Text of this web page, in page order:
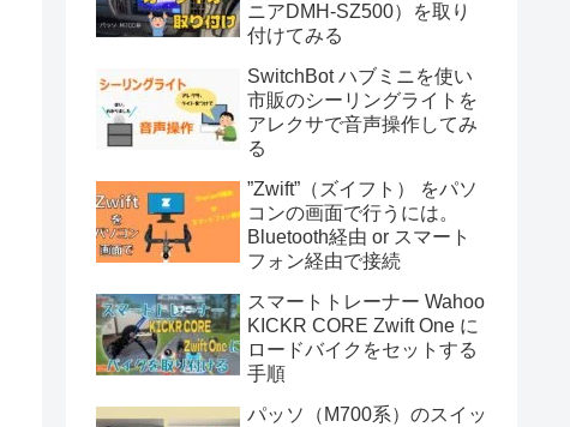
ニアDMH-SZ500）を取り
付けてみる
SwitchBot ハブミニを使い
市販のシーリングライトを
アレクサで音声操作してみ
る
”Zwift”（ズイフト） をパソ
コンの画面で行うには。
Bluetooth経由 or スマート
フォン経由で接続
スマートトレーナー Wahoo
KICKR CORE Zwift One に
ロードバイクをセットする
手順
パッソ（M700系）のスイッ